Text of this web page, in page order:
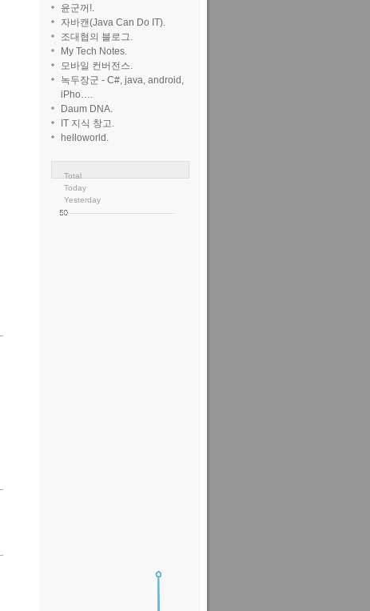
윤군꺼!.
자바캔(Java Can Do IT).
조대협의 블로그.
My Tech Notes.
모바일 컨버전스.
녹두장군 - C#, java, android,
iPho….
Daum DNA.
IT 지식 창고.
helloworld.
Total
Today
Yesterday